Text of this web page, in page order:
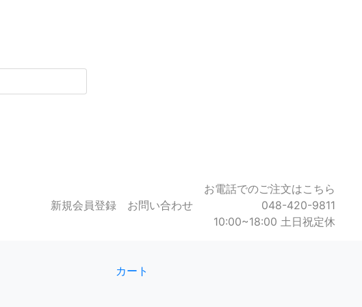
新規会員登録 お問い合わせ
お電話でのご注文はこちら
048-420-9811
10:00~18:00 土日祝定休
カート